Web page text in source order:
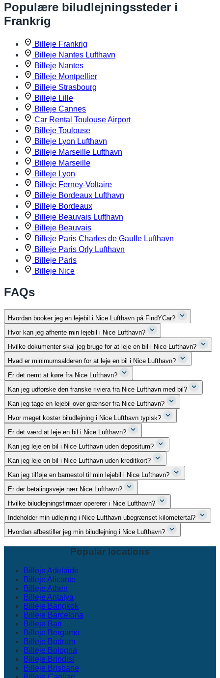
Populære biludlejningssteder i
Frankrig
Billeje Frankrig
Billeje Nantes Lufthavn
Billeje Nantes
Billeje Montpellier
Billeje Strasbourg
Billeje Lille
Billeje Cannes
Car Rental Toulouse Airport
Billeje Toulouse
Billeje Lyon Lufthavn
Billeje Marseille Lufthavn
Billeje Marseille
Billeje Lyon
Billeje Ferney-Voltaire
Billeje Bordeaux Lufthavn
Billeje Bordeaux
Billeje Beauvais Lufthavn
Billeje Beauvais
Billeje Paris Charles de Gaulle Lufthavn
Billeje Paris Orly Lufthavn
Billeje Paris
Billeje Nice
FAQs
Hvordan booker jeg en lejebil i Nice Lufthavn på FindYCar?
Hvor kan jeg afhente min lejebil i Nice Lufthavn?
Hvilke dokumenter skal jeg bruge for at leje en bil i Nice Lufthavn?
Hvad er minimumsalderen for at leje en bil i Nice Lufthavn?
Er det nemt at køre fra Nice Lufthavn?
Kan jeg udforske den franske riviera fra Nice Lufthavn med bil?
Kan jeg tage en lejebil over grænser fra Nice Lufthavn?
Hvor meget koster biludlejning i Nice Lufthavn typisk?
Er det værd at leje en bil i Nice Lufthavn?
Kan jeg leje en bil i Nice Lufthavn uden depositum?
Kan jeg leje en bil i Nice Lufthavn uden kreditkort?
Kan jeg tilføje en barnestol til min lejebil i Nice Lufthavn?
Er der betalingsveje nær Nice Lufthavn?
Hvilke biludlejningsfirmaer opererer i Nice Lufthavn?
Indeholder min udlejning i Nice Lufthavn ubegrænset kilometertal?
Hvordan afbestiller jeg min biludlejning i Nice Lufthavn?
Popular locations
Billeje Adelaide
Billeje Alicante
Billeje Athen
Billeje Antalya
Billeje Bangkok
Billeje Barcelona
Billeje Bari
Billeje Bergamo
Billeje Bodrum
Billeje Bologna
Billeje Brindisi
Billeje Brisbane